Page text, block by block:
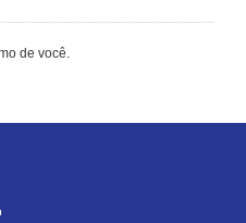
de você.